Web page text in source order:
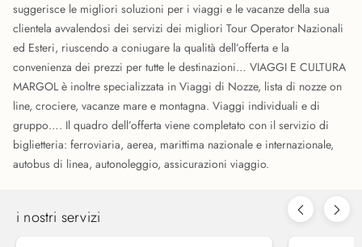
suggerisce le migliori soluzioni per i viaggi e le vacanze della sua
clientela avvalendosi dei servizi dei migliori Tour Operator Nazionali
ed Esteri, riuscendo a coniugare la qualità dell’offerta e la
convenienza dei prezzi per tutte le destinazioni… VIAGGI E CULTURA
MARGOL è inoltre specializzata in Viaggi di Nozze, lista di nozze on
line, crociere, vacanze mare e montagna. Viaggi individuali e di
gruppo…. Il quadro dell’offerta viene completato con il servizio di
biglietteria: ferroviaria, aerea, marittima nazionale e internazionale,
autobus di linea, autonoleggio, assicurazioni viaggio.
i nostri servizi